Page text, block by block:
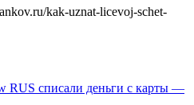
kak-uznat-licevoj-schet-
RUS списали деньги с карты —